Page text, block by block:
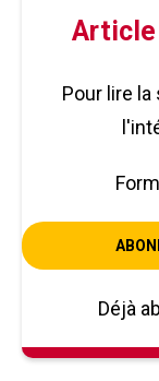
Article
Pour lire
Déjà